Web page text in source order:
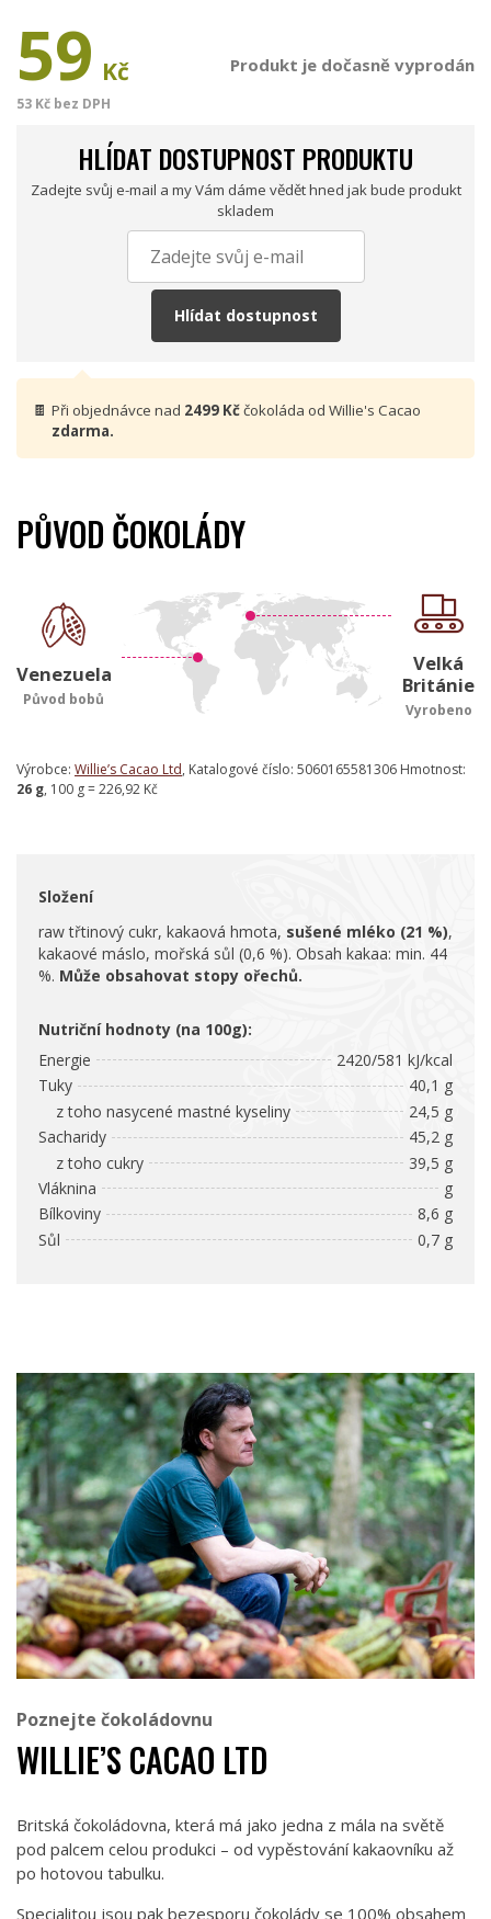
59 Kč
53 Kč bez DPH
Produkt je dočasně vyprodán
HLÍDAT DOSTUPNOST PRODUKTU
Zadejte svůj e-mail a my Vám dáme vědět hned jak bude produkt
skladem
Hlídat dostupnost
🍫 Při objednávce nad 2499 Kččokoláda od Willie's Cacao
zdarma.
PŮVOD ČOKOLÁDY
Venezuela
Původ bobů
Velká
Británie
Vyrobeno
Výrobce: Willie’s Cacao Ltd, Katalogové číslo: 5060165581306 Hmotnost:
26 g, 100 g = 226,92 Kč
Složení
raw třtinový cukr, kakaová hmota, sušené mléko (21 %),
kakaové máslo, mořská sůl (0,6 %). Obsah kakaa: min. 44
%. Může obsahovat stopy ořechů.
Nutriční hodnoty (na 100g):
Energie
2420/581 kJ/kcal
Tuky
40,1 g
z toho nasycené mastné kyseliny
24,5 g
Sacharidy
45,2 g
z toho cukry
39,5 g
Vláknina
g
Bílkoviny
8,6 g
Sůl
0,7 g
Poznejte čokoládovnu
WILLIE’S CACAO LTD
Britská čokoládovna, která má jako jedna z mála na světě
pod palcem celou produkci – od vypěstování kakaovníku až
po hotovou tabulku.
Specialitou jsou pak bezesporu čokolády se 100% obsahem